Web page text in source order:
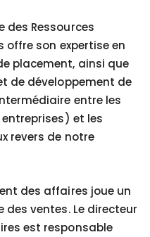
des Ressources
offre son expertise en
placement, ainsi que
de développement de
entre les
et les
revers de notre
des affaires joue un
ventes. Le directeur
est responsable